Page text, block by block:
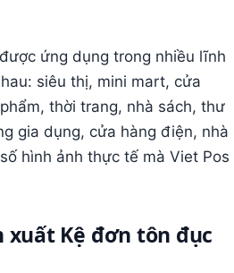
được ứng dụng trong nhiều lĩnh
siêu thị, mini mart, cửa
thời trang, nhà sách, thư
gia dụng, cửa hàng điện, nhà
hình ảnh thực tế mà Viet Pos
Kệ đơn tôn đục